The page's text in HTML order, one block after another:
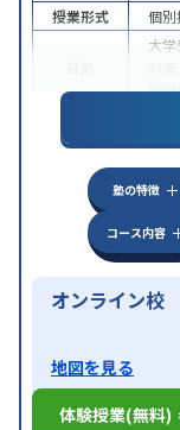
授業形式
個別
大
試対
特徴
中
科目
塾の特徴
コース内容
オンライン校
地図を見る
体験授業(無料)